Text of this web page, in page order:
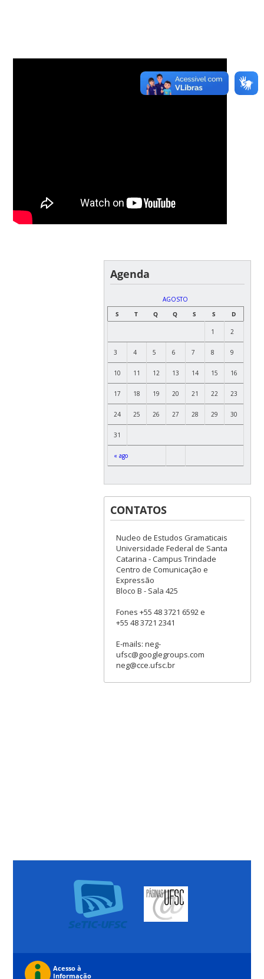
Agenda
AGOSTO
S
T Q Q S S D
« ago
1 2
3 4 5 6 7 8 9
10 11 12 13 14 15 16
17 18 19 20 21 22 23
24 25 26 27 28 29 30
31
CONTATOS
Nucleo de Estudos Gramaticais
Universidade Federal de Santa
Catarina - Campus Trindade
Centro de Comunicação e
Expressão
Bloco B - Sala 425
Fones +55 48 3721 6592 e
+55 48 3721 2341
E-mails: neg-
ufsc@googlegroups.com
neg@cce.ufsc.br